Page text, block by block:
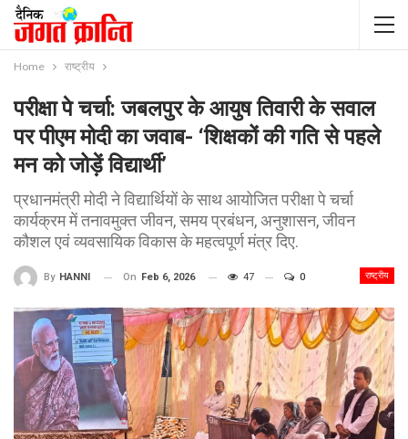
Home राष्ट्रीय
परीक्षा पे चर्चा: जबलपुर के आयुष तिवारी के सवाल
पर पीएम मोदी का जवाब- ‘शिक्षकों की गति से पहले
मन को जोड़ें विद्यार्थी’
प्रधानमंत्री मोदी ने विद्यार्थियों के साथ आयोजित परीक्षा पे चर्चा
कार्यक्रम में तनावमुक्त जीवन, समय प्रबंधन, अनुशासन, जीवन
कौशल एवं व्यवसायिक विकास के महत्वपूर्ण मंत्र दिए.
राष्ट्रीय
By HANNI On Feb 6, 2026 47 0